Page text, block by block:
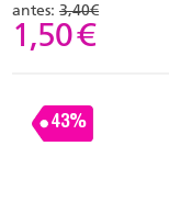
antes: 3,40€
1,50€
43%